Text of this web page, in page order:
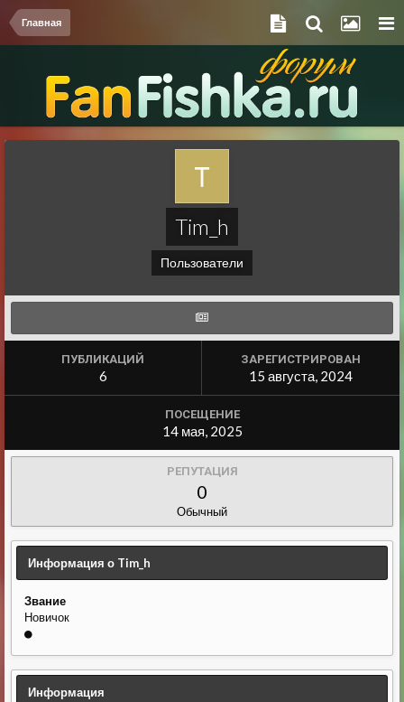
Главная
Tim_h
Пользователи
ПУБЛИКАЦИЙ
6
ЗАРЕГИСТРИРОВАН
15 августа, 2024
ПОСЕЩЕНИЕ
14 мая, 2025
РЕПУТАЦИЯ
0
Обычный
Информация о Tim_h
Звание
Новичок
Информация